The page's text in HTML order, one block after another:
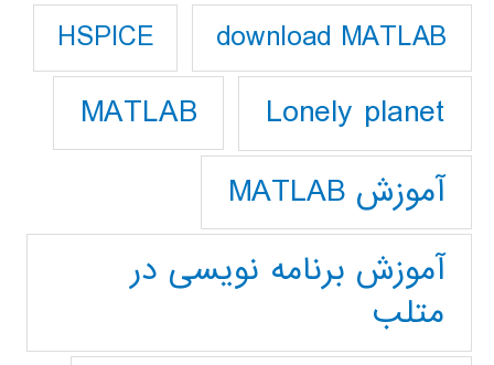
download MATLAB
HSPICE
Lonely planet
MATLAB
آموزش MATLAB
آموزش برنامه نویسی در
متلب